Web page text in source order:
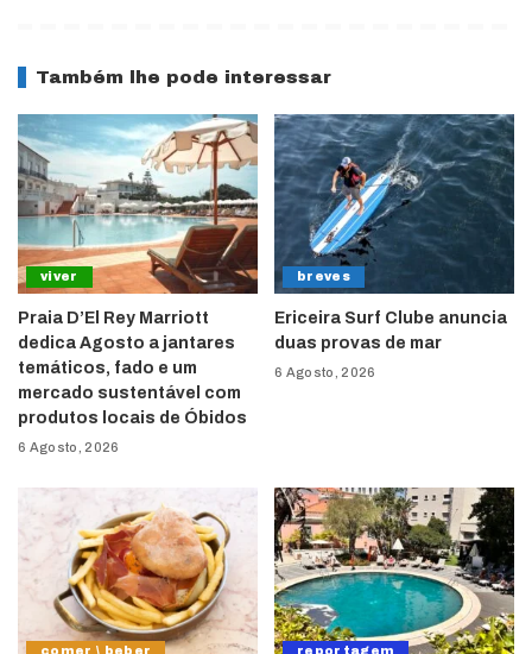
Também lhe pode interessar
viver
Praia D’El Rey Marriott
dedica Agosto a jantares
temáticos, fado e um
mercado sustentável com
produtos locais de Óbidos
6 Agosto, 2026
breves
Ericeira Surf Clube anuncia
duas provas de mar
6 Agosto, 2026
comer \ beber reportagem